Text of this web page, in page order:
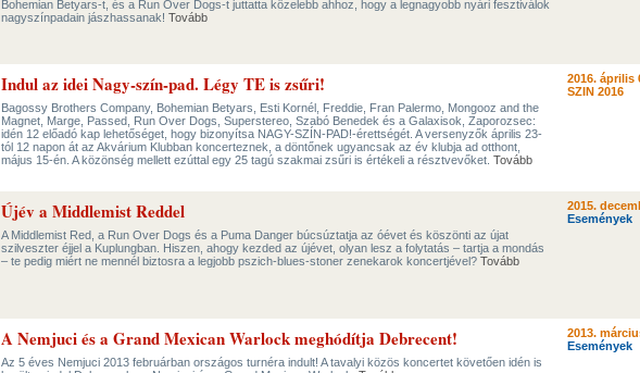
Bohemian Betyars-t, és a Run Over Dogs-t juttatta közelebb ahhoz, hogy a legnagyobb nyári fesztiválok
nagyszínpadain jászhassanak! Tovább
Indul az idei Nagy-szín-pad. Légy TE is zsűri!
Bagossy Brothers Company, Bohemian Betyars, Esti Kornél, Freddie, Fran Palermo, Mongooz and the
Magnet, Marge, Passed, Run Over Dogs, Superstereo, Szabó Benedek és a Galaxisok, Zaporozsec:
idén 12 előadó kap lehetőséget, hogy bizonyítsa NAGY-SZÍN-PAD!-érettségét. A versenyzők április 23-
tól 12 napon át az Akvárium Klubban koncerteznek, a döntőnek ugyancsak az év klubja ad otthont,
május 15-én. A közönség mellett ezúttal egy 25 tagú szakmai zsűri is értékeli a résztvevőket. Tovább
2016. április
SZIN 2016
Újév a Middlemist Reddel
A Middlemist Red, a Run Over Dogs és a Puma Danger búcsúztatja az óévet és köszönti az újat
szilveszter éjjel a Kuplungban. Hiszen, ahogy kezded az újévet, olyan lesz a folytatás – tartja a mondás
– te pedig miért ne mennél biztosra a legjobb pszich-blues-stoner zenekarok koncertjével? Tovább
2015.
Események
A Nemjuci és a Grand Mexican Warlock meghódítja Debrecent!
Az 5 éves Nemjuci 2013 februárban országos turnéra indult! A tavalyi közös koncertet követően idén is
2013.
Események